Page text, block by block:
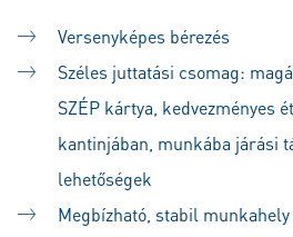
Versenyképes bérezés
Széles juttatási csomag:
SZÉP kártya, kedvezményes
kantinjában, munkába járási
lehetőségek
Megbízható, stabil munkahely